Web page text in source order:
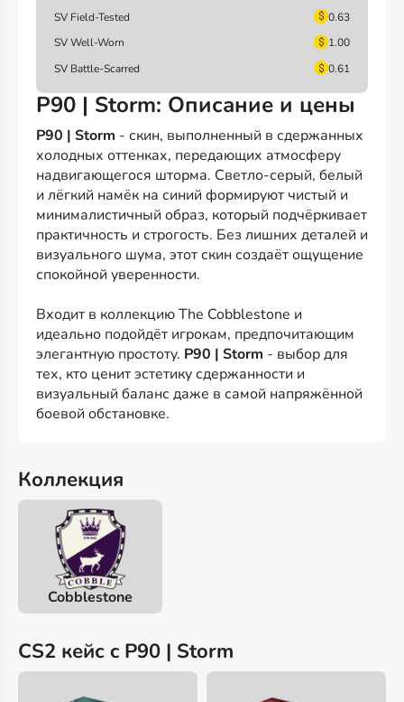
SV Field-Tested
0.63
SV Well-Worn
1.00
SV Battle-Scarred
0.61
P90 | Storm: Описание и цены
P90 | Storm - скин, выполненный в сдержанных
холодных оттенках, передающих атмосферу
надвигающегося шторма. Светло-серый, белый
и лёгкий намёк на синий формируют чистый и
минималистичный образ, который подчёркивает
практичность и строгость. Без лишних деталей и
визуального шума, этот скин создаёт ощущение
спокойной уверенности.
Входит в коллекцию The Cobblestone и
идеально подойдёт игрокам, предпочитающим
элегантную простоту. P90 | Storm - выбор для
тех, кто ценит эстетику сдержанности и
визуальный баланс даже в самой напряжённой
боевой обстановке.
Коллекция
Cobblestone
CS2 кейс c P90 | Storm